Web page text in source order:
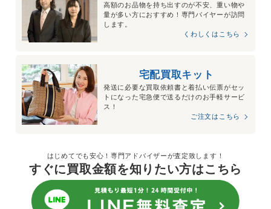
高額のお品物を持ち出すのが不安、重い物や
量が多い方におすすめ！専門バイヤーが訪問
します。
くわしくはこちら
宅配買取キット
発送に必要な買取依頼書と着払い伝票がセッ
トになった宅急便で送るだけのお手軽サービ
ス！
ご注文はこちら
はじめてでも安心！専門アドバイザーが査定致します！
すぐに買取金額を知りたい方はこちら